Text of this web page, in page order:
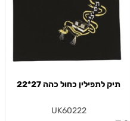
תיק לתפילין כחול כהה 27*22
UK60222